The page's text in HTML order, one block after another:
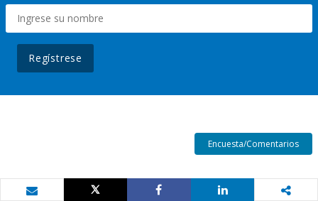
Regístrese
Encuesta/Comentarios